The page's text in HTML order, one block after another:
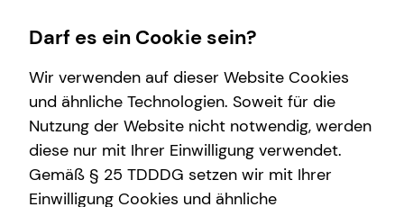
Wissenswertes
Über tecis
André Böckmann
Divisional Manager
Darf es ein Cookie sein?
Wir verwenden auf dieser Website Cookies
und ähnliche Technologien. Soweit für die
Nutzung der Website nicht notwendig, werden
diese nur mit Ihrer Einwilligung verwendet.
Gemäß § 25 TDDDG setzen wir mit Ihrer
Einwilligung Cookies und ähnliche